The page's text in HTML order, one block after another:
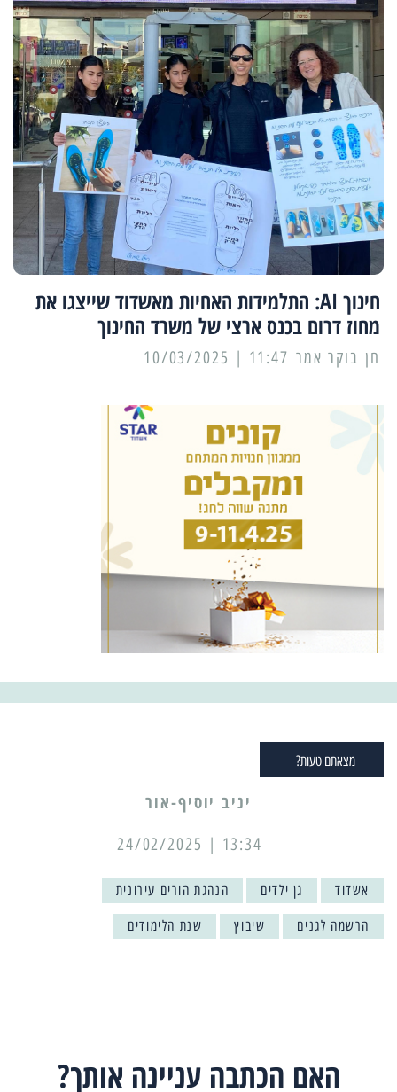
חינוך AI: התלמידות האחיות מאשדוד שייצגו את
מחוז דרום בכנס ארצי של משרד החינוך
11:47 | 10/03/2025
מצאתם טעות?
יניב יוסיף-אור
13:34 | 24/02/2025
אשדוד גן ילדים הנהגת הורים עירונית
הרשמה לגנים שיבוץ שנת הלימודים
האם הכתבה עניינה אותך?